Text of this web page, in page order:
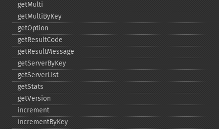
getMulti
getMultiByKey
getOption
getResultCode
getResultMessage
getServerByKey
getServerList
getStats
getVersion
increment
incrementByKey